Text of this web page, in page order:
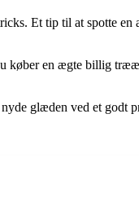
Et tip til at spotte
køber en ægte billig
glæden ved et godt